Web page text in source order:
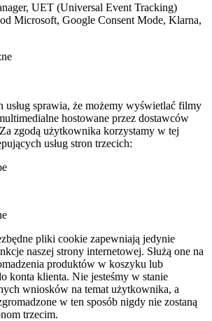
UET (Universal Event Tracking)
Microsoft, Google Consent Mode, Klarna,
usług sprawia, że możemy wyświetlać filmy
hostowane przez dostawców
zgodą użytkownika korzystamy w tej
usług stron trzecich:
pliki cookie zapewniają jedynie
naszej strony internetowej. Służą one na
produktów w koszyku lub
konta klienta. Nie jesteśmy w stanie
wniosków na temat użytkownika, a
w ten sposób nigdy nie zostaną
trzecim.